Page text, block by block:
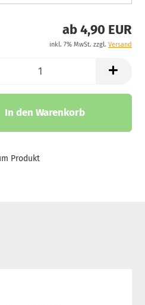
ab 4,90 EUR
inkl. 7% MwSt. zzgl. Versand
In den Warenkorb
Produkt